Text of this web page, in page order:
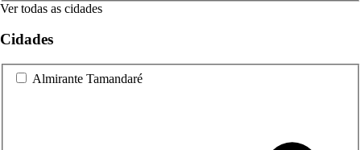
Ver todas as cidades
Cidades
Almirante Tamandaré